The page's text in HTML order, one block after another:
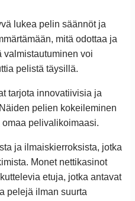
lukea pelin säännöt ja
mitä odottaa ja
valmistautuminen voi
pelistä täysillä.
tarjota innovatiivisia ja
pelien kokeileminen
pelivalikoimaasi.
ja ilmaiskierroksista, jotka
Monet nettikasinot
etuja, jotka antavat
pelejä ilman suurta